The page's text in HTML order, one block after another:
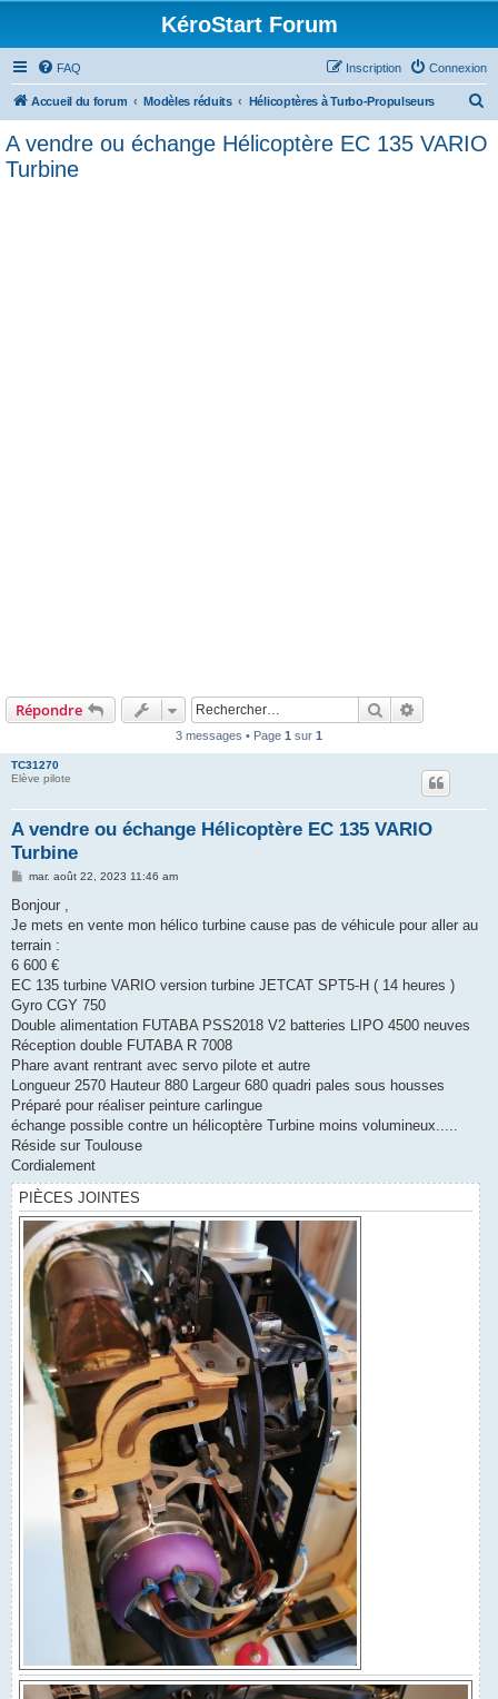
KéroStart Forum
FAQ Connexion
Inscription
Accueil du forum Modèles réduits Hélicoptères à Turbo-Propulseurs
A vendre ou échange Hélicoptère EC 135 VARIO
Turbine
Répondre Rechercher
3 messages • Page 1 sur 1
TC31270
Elève pilote
A vendre ou échange Hélicoptère EC 135 VARIO
Turbine
M
s
a
g
mar. août 22, 2023 11:46 am
Bonjour ,
Je mets en vente mon hélico turbine cause pas de véhicule pour aller au
terrain :
6 600 €
EC 135 turbine VARIO version turbine JETCAT SPT5-H ( 14 heures )
Gyro CGY 750
Double alimentation FUTABA PSS2018 V2 batteries LIPO 4500 neuves
Réception double FUTABA R 7008
Phare avant rentrant avec servo pilote et autre
Longueur 2570 Hauteur 880 Largeur 680 quadri pales sous housses
Préparé pour réaliser peinture carlingue
échange possible contre un hélicoptère Turbine moins volumineux.....
Réside sur Toulouse
Cordialement
PIÈCES JOINTES